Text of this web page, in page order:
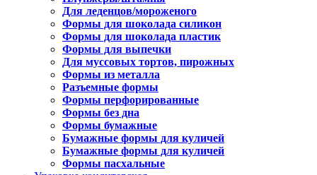
Для леденцов/мороженого
Формы для шоколада силикон
Формы для шоколада пластик
Формы для выпечки
Для муссовых тортов, пирожных
Формы из металла
Разъемные формы
Формы перфорированные
Формы без дна
Формы бумажные
Бумажные формы для куличей
Бумажные формы для куличей
Формы пасхальные